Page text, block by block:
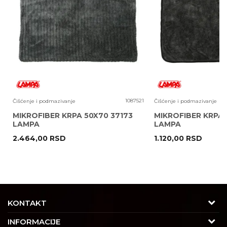
Poruka
POŠALJI
Prava
potrošača:
Zagarantovana sva prava kupaca po osnovu
Čišćenje i podmazivanje 1087521
MIKROFIBER KRPA 50X70 37173
LAMPA
2.464,00 RSD
Čišćenje i podmazivanje
MIKROFIBER
LAMPA
1.120,00 RSD
KONTAKT
Adresa
INFORMACIJE